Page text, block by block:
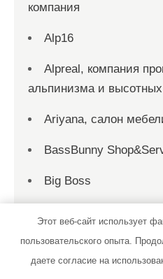
компания
Alp16
Alpreal, компания
альпинизма и
Ariyana, салон
BassBunny
Big Boss
Big Boss
Этот веб-сайт использует
пользовательского опыта.
даете согласие на